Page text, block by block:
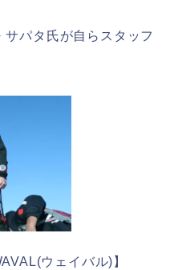
パタ氏が自らスタッフ
ウェイバル)】